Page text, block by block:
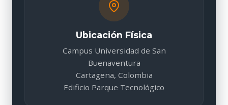
Ubicación Física
Campus Universidad de San
Buenaventura
Cartagena, Colombia
Edificio Parque Tecnológico